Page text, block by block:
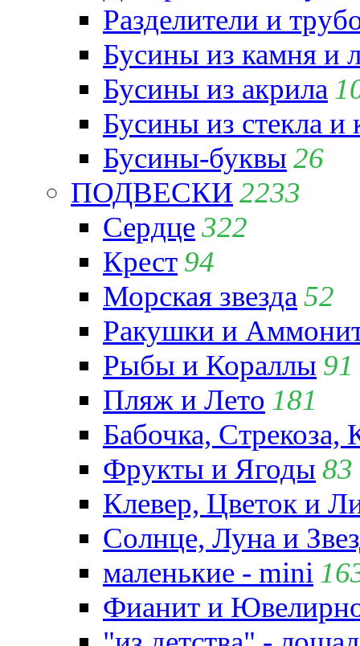
Разделители и
Бусины из камня и
Бусины из акрила
Бусины из стекла и
Бусины-буквы 26
ПОДВЕСКИ 2233
Сердце322
Крест 94
Морская звезда 52
Ракушки и
Рыбы и Кораллы 91
Пляж и Лето 181
Бабочка,
Фрукты и Ягоды 83
Клевер, Цветок и
Солнце, Луна и
маленькие - mini
Фианит и